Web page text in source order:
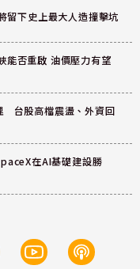
下史上最大人造撞擊坑
能否重啟 油價壓力有望
台股高檔震盪、外資回
在AI基礎建設勝